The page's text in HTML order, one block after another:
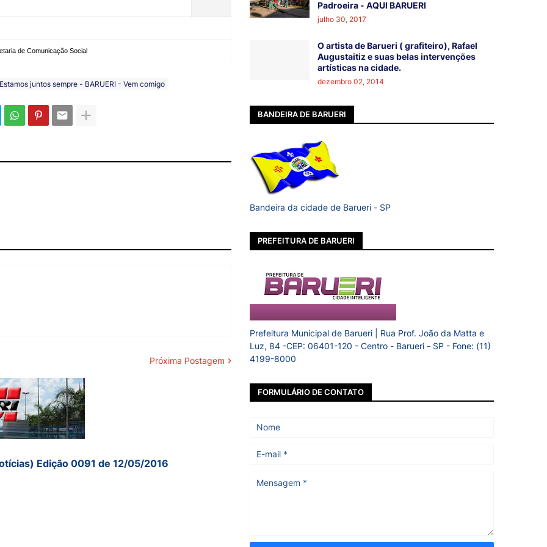
de Comunicação Social
juntos sempre - BARUERI - Vem comigo
Próxima Postagem
Edição 0091 de 12/05/2016
Padroeira - AQUI BARUERI
julho 30, 2017
O artista de Barueri ( grafiteiro), Rafael
Augustaitiz e suas belas intervenções
artísticas na cidade.
dezembro 02, 2014
BANDEIRA DE BARUERI
Bandeira da cidade de Barueri - SP
PREFEITURA DE BARUERI
Prefeitura Municipal de Barueri | Rua Prof. João da Matta e
Luz, 84 -CEP: 06401-120 - Centro - Barueri - SP - Fone: (11)
4199-8000
FORMULÁRIO DE CONTATO